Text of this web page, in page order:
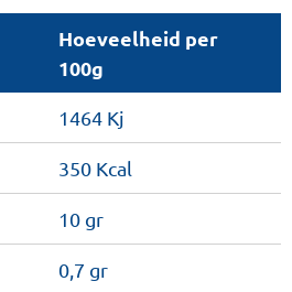
Hoeveelheid per
100g
1464 Kj
350 Kcal
10 gr
0,7 gr